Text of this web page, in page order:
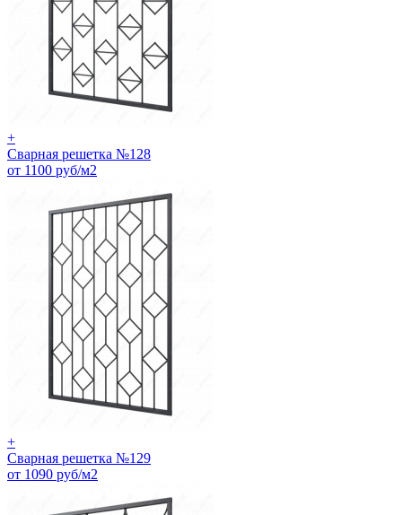
+
Сварная решетка №128
от 1100 руб/м2
+
Сварная решетка №129
от 1090 руб/м2